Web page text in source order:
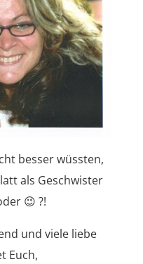
besser wüssten,
als Geschwister
😉 ?!
und viele liebe
Euch,